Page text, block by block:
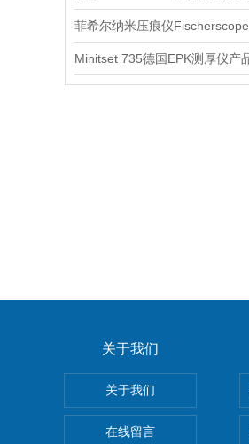
关于我们
关于我们
在线留言